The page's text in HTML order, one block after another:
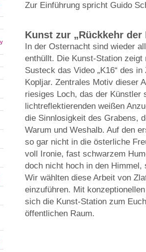
Zur Einführung spricht Guido
Kunst zur „Rückkehr der
In der Osternacht sind wieder
enthüllt. Die Kunst-Station
Susteck das Video „K16“ des
Kopljar. Zentrales Motiv dieser
riesiges Loch, das der Künstler
lichtreflektierenden weißen
die Sinnlosigkeit des Grabens,
Warum und Weshalb. Auf den
so gar nicht in die österliche
voll Ironie, fast schwarzem
doch nicht hoch in den
Wir wählten diese Arbeit von
einzuführen. Mit
sich die Kunst-Station zum
öffentlichen Raum.